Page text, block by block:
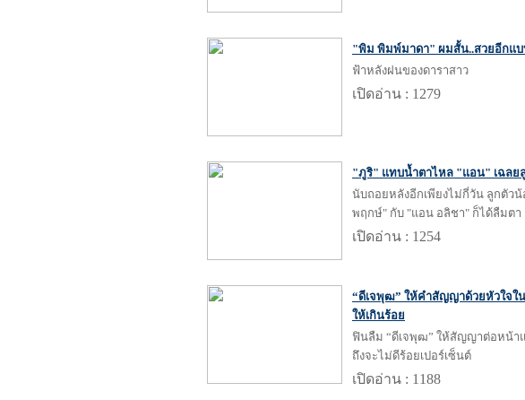
"พิม พิมพ์มาดา" ผมสั้น..สวยอีกแบ
ฟ้าหลังฝนของดาราสาว
เปิดอ่าน : 1279
"ภูริ" แทบน้ำตาไหล "แอน" เฉลย
นับถอยหลังอีกเพียงไม่กี่วัน ลูกตัว
พฤกษ์" กับ "แอน อลิชา" ก็ได้ลืมตา
เปิดอ่าน : 1254
“ดีเจพุฒ” ให้คำสัญญาด้วยหัวใจใ
ให้เกินร้อย
ฟินลืม “ดีเจพุฒ” ให้สัญญาต่อหน้า
ถึงจะไม่ดีร้อยเปอร์เซ็นต์
เปิดอ่าน : 1188